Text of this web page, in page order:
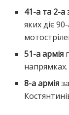
41-а та 2-а
яких діє
51-а армія
напрямках.
8-а армія